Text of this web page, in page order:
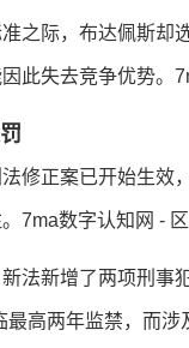
之际，布达佩斯却
此失去竞争优势。
修正案已开始生效
7ma数字认知网 -
法新增了两项刑事
最高两年监禁，而